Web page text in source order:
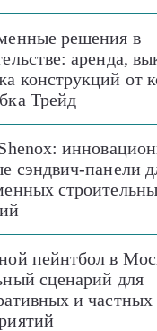
решения в
аренда,
конструкций от
Трейд
сэндвич-панели
пейнтбол в
сценарий для
и частных